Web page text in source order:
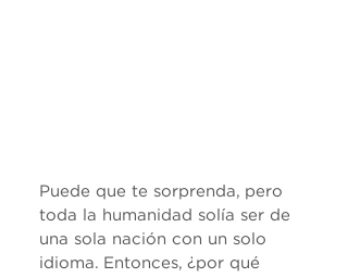
Puede que te sorprenda, pero
toda la humanidad solía ser de
una sola nación con un solo
idioma. Entonces, ¿por qué